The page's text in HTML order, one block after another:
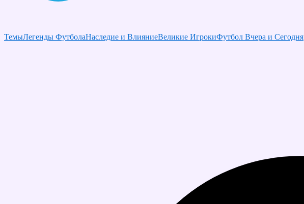
ТемыЛегенды ФутболаНаследие и ВлияниеВеликие ИгрокиФутбол Вчера и Сегодня